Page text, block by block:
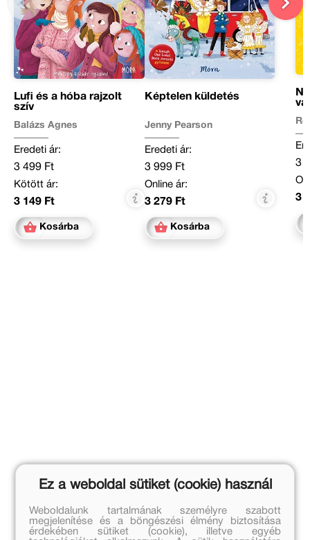
Lufi és a hóba rajzolt
szív
Balázs Ágnes
Eredeti ár:
3 499 Ft
Kötött ár:
3 149 Ft
Kosárba
Képtelen küldetés
Jenny Pearson
Eredeti ár:
3 999 Ft
Online ár:
3 279 Ft
Kosárba
3
3
Ez a weboldal sütiket (cookie) használ
Weboldalunk tartalmának személyre szabott
megjelenítése és a böngészési élmény biztosítása
érdekében sütiket (cookie), illetve egyéb